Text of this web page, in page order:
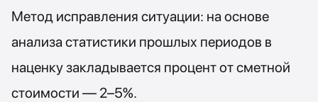
Метод исправления ситуации: на основе
анализа статистики прошлых периодов в
наценку закладывается процент от сметной
стоимости — 2–5%.